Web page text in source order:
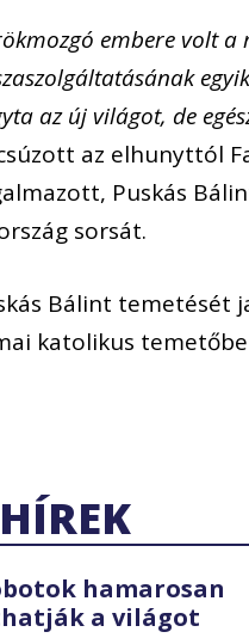
embere volt
az új világot, de
az elhunyttól
Puskás
sorsát.
Bálint temetését
katolikus
hamarosan
a világot